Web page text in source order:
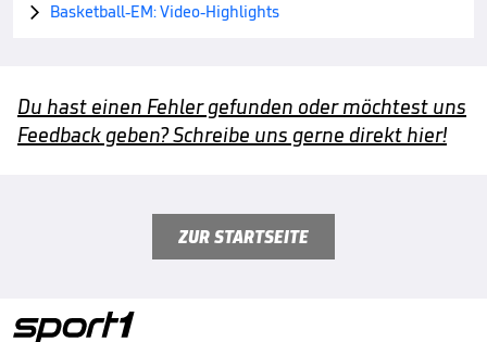
 Basketball-EM: Video-Highlights
Du hast einen Fehler gefunden oder möchtest uns
Feedback geben? Schreibe uns gerne direkt hier!
ZUR STARTSEITE